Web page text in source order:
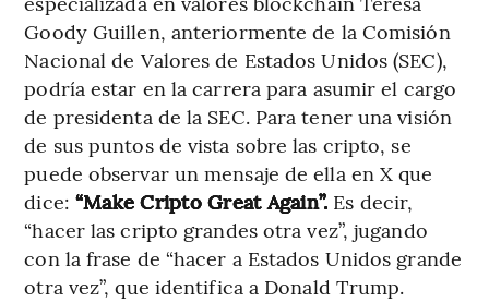
Goody Guillen, anteriormente de la Comisión
Nacional de Valores de Estados Unidos (SEC),
podría estar en la carrera para asumir el cargo
de presidenta de la SEC. Para tener una visión
de sus puntos de vista sobre las cripto, se
puede observar un mensaje de ella en X que
dice: “Make Cripto Great Again”. Es decir,
“hacer las cripto grandes otra vez”, jugando
con la frase de “hacer a Estados Unidos grande
otra vez”, que identifica a Donald Trump.